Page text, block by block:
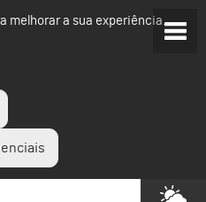
melhorar a sua experiência.